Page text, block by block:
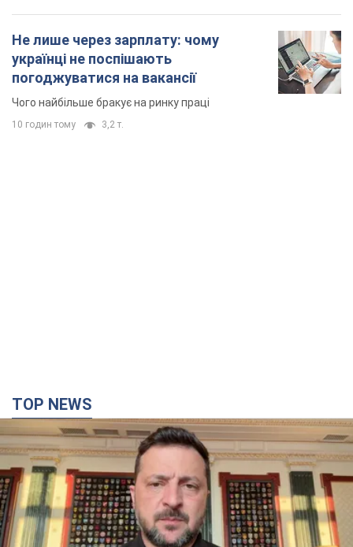
Не лише через зарплату: чому
українці не поспішають
погоджуватися на вакансії
Чого найбільше бракує на ринку праці
10 годин тому 3,2 т.
TOP NEWS